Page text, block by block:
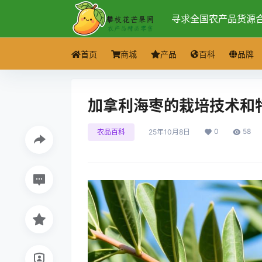
寻求全国农产品货源
首页 商城 产品 百科 品牌
加拿利海枣的栽培技术
农品百科 25年10月8日 0 58